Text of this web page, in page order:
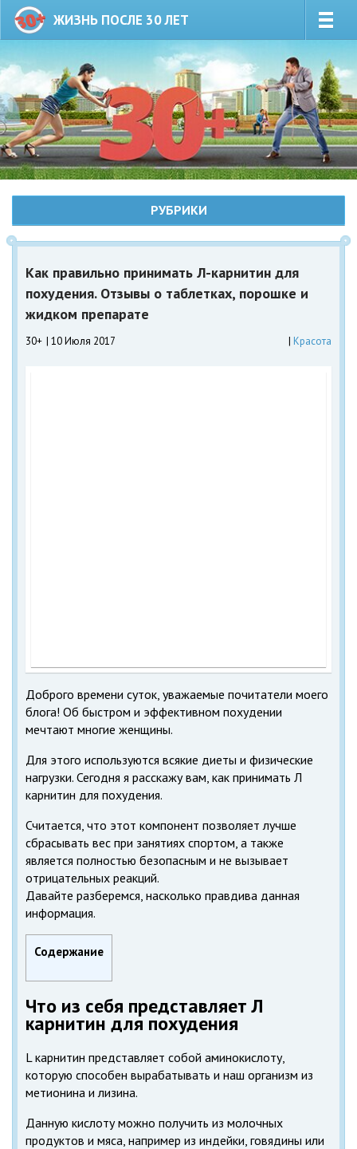
ЖИЗНЬ ПОСЛЕ 30 ЛЕТ
РУБРИКИ
Как правильно принимать Л-карнитин для
похудения. Отзывы о таблетках, порошке и
жидком препарате
30+ 10 Июля 2017 Красота
Доброго времени суток, уважаемые почитатели моего
блога! Об быстром и эффективном похудении
мечтают многие женщины.
Для этого используются всякие диеты и физические
нагрузки. Сегодня я расскажу вам, как принимать Л
карнитин для похудения.
Считается, что этот компонент позволяет лучше
сбрасывать вес при занятиях спортом, а также
является полностью безопасным и не вызывает
отрицательных реакций.
Давайте разберемся, насколько правдива данная
информация.
Содержание
Что из себя представляет Л
карнитин для похудения
L карнитин представляет собой аминокислоту,
которую способен вырабатывать и наш организм из
метионина и лизина.
Данную кислоту можно получить из молочных
продуктов и мяса, например из индейки, говядины или